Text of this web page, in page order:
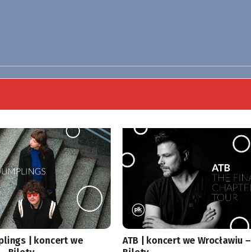
| koncert we
ATB | koncert we Wrocławiu –